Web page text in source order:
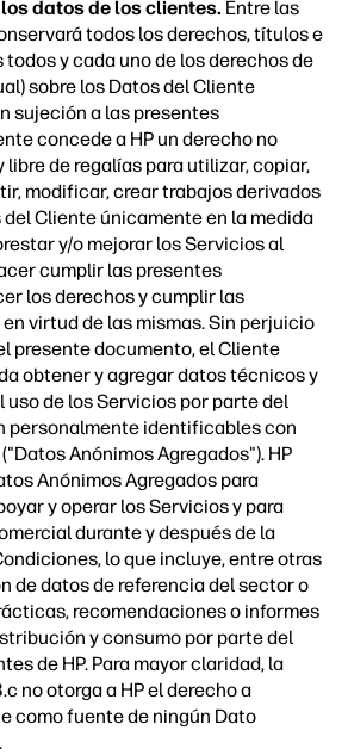
datos de los clientes. Entre las
todos los derechos, títulos e
y cada uno de los derechos de
sobre los Datos del Cliente
sujeción a las presentes
concede a HP un derecho no
libre de regalías para utilizar, copiar,
modificar, crear trabajos derivados
Cliente únicamente en la medida
y/o mejorar los Servicios al
cumplir las presentes
los derechos y cumplir las
virtud de las mismas. Sin perjuicio
presente documento, el Cliente
obtener y agregar datos técnicos y
uso de los Servicios por parte del
personalmente identificables con
Anónimos Agregados"). HP
Anónimos Agregados para
y operar los Servicios y para
durante y después de la
lo que incluye, entre otras
de datos de referencia del sector o
recomendaciones o informes
y consumo por parte del
de HP. Para mayor claridad, la
no otorga a HP el derecho a
como fuente de ningún Dato